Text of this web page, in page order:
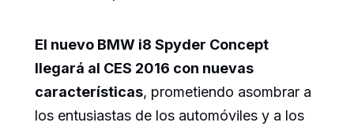
El nuevo BMW i8 Spyder Concept
llegará al CES 2016 con nuevas
características, prometiendo asombrar a
los entusiastas de los automóviles y a los